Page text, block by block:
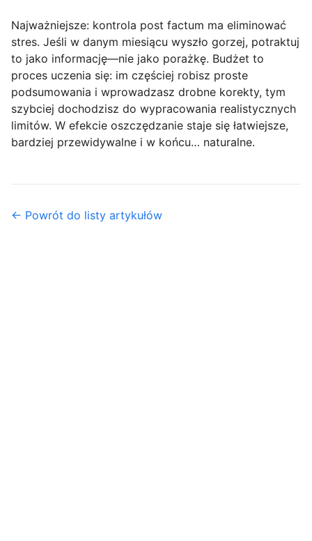
Najważniejsze: kontrola post factum ma eliminować
stres. Jeśli w danym miesiącu wyszło gorzej, potraktuj
to jako informację—nie jako porażkę. Budżet to
proces uczenia się: im częściej robisz proste
podsumowania i wprowadzasz drobne korekty, tym
szybciej dochodzisz do wypracowania realistycznych
limitów. W efekcie oszczędzanie staje się łatwiejsze,
bardziej przewidywalne i w końcu… naturalne.
← Powrót do listy artykułów